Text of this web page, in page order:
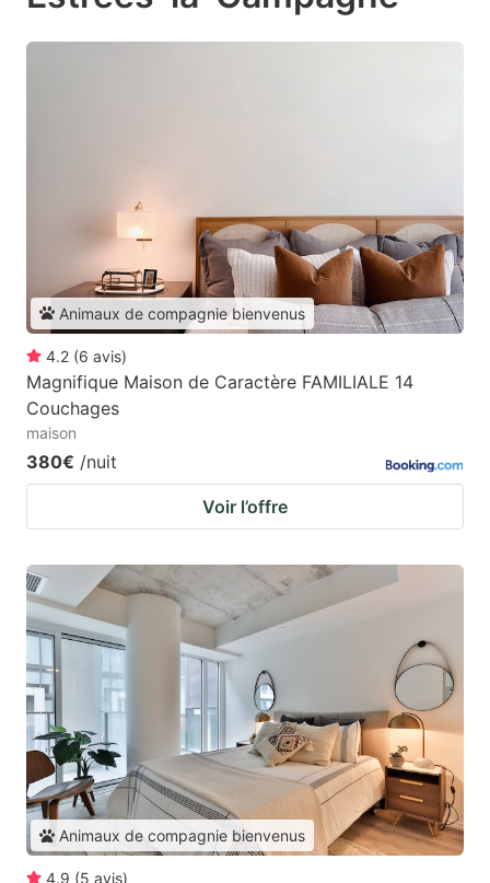
Animaux de compagnie bienvenus
4.2 (6 avis)
Magnifique Maison de Caractère FAMILIALE 14
Couchages
maison
380€ /nuit
Voir l’offre
Animaux de compagnie bienvenus
4.9 (5 avis)